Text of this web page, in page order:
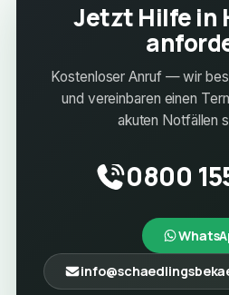
Jetzt Hilfe in
Kostenloser Anruf — wir
und vereinbaren einen
akuten Notfällen
0800